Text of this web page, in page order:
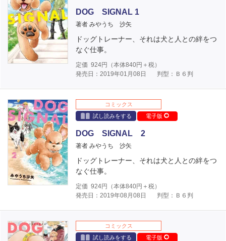
DOG SIGNAL 1
著者 みやうち 沙矢
ドッグトレーナー、それは犬と人との絆をつ
なぐ仕事。
定価 924円（本体840円＋税）
発売日：2019年01月08日
判型：Ｂ６判
コミックス
試し読みをする
電子版
DOG SIGNAL 2
著者 みやうち 沙矢
ドッグトレーナー、それは犬と人との絆をつ
なぐ仕事。
定価 924円（本体840円＋税）
発売日：2019年08月08日
判型：Ｂ６判
コミックス
試し読みをする
電子版